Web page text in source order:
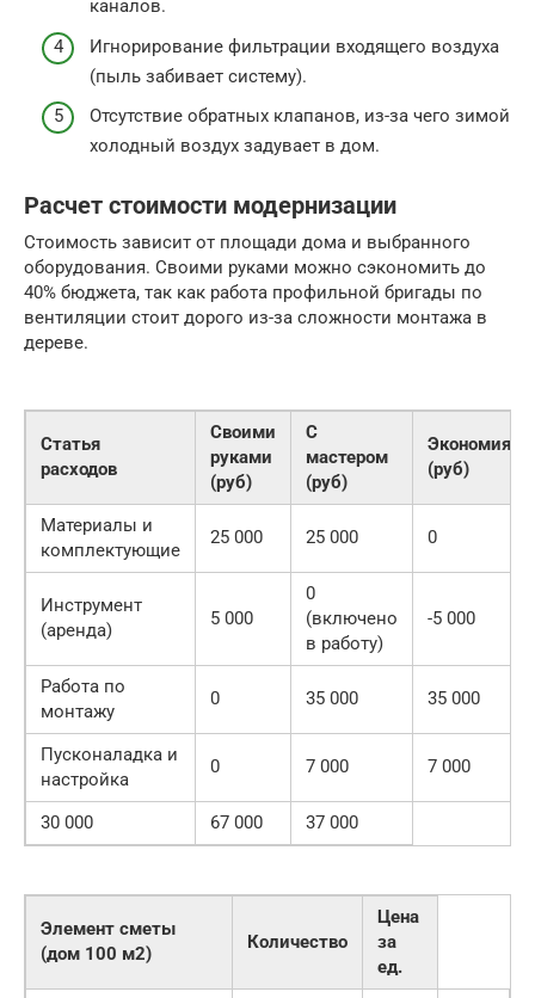
каналов.
Игнорирование фильтрации входящего воздуха
(пыль забивает систему).
Отсутствие обратных клапанов, из-за чего зимой
холодный воздух задувает в дом.
Расчет стоимости модернизации
Стоимость зависит от площади дома и выбранного
оборудования. Своими руками можно сэкономить до
40% бюджета, так как работа профильной бригады по
вентиляции стоит дорого из-за сложности монтажа в
дереве.
Статья
расходов
Своими
руками
(руб)
С
мастером
(руб)
Экономия
(руб)
Материалы и
комплектующие
25 000 25 000 0
Инструмент
(аренда)
5 000
0
(включено
в работу)
-5 000
Работа по
монтажу
0 35 000 35 000
Пусконаладка и
настройка
0 7 000 7 000
30 000 67 000 37 000
Элемент сметы
(дом 100 м2)
Количество
Цена
за
ед.